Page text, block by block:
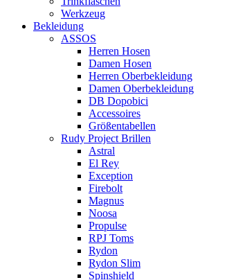
Werkzeug
Bekleidung
ASSOS
Herren Hosen
Damen Hosen
Herren Oberbekleidung
Damen Oberbekleidung
DB Dopobici
Accessoires
Größentabellen
Rudy Project Brillen
Astral
El Rey
Exception
Firebolt
Magnus
Noosa
Propulse
RPJ Toms
Rydon
Rydon Slim
Spinshield